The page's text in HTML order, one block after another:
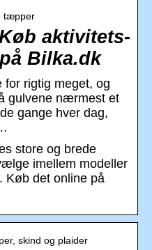
tæpper
aktivitets-
Bilka.dk
for rigtig meget, og
gulvene nærmest et
gange hver dag,
store og brede
imellem modeller
Køb det online på
skind og plaider